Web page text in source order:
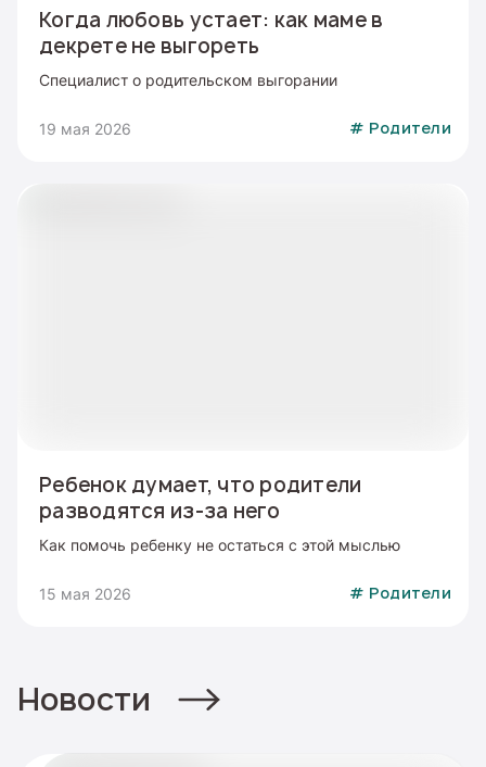
Когда любовь устает: как маме в
декрете не выгореть
Специалист о родительском выгорании
19 мая 2026 # Родители
Ребенок думает, что родители
разводятся из-за него
Как помочь ребенку не остаться с этой мыслью
15 мая 2026 # Родители
Новости